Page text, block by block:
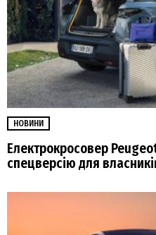
НОВИНИ
Електрокросовер
спецверсію для